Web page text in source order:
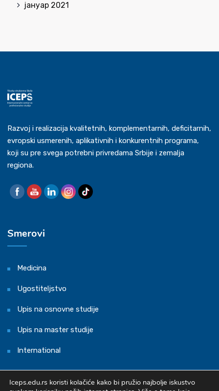
јануар 2021
Razvoj i realizacija kvalitetnih, komplementarnih, deficitarnih,
evropski usmerenih, aplikativnih i konkurentnih programa,
koji su pre svega potrebni privredama Srbije i zemalja
regiona.
Smerovi
Medicina
Ugostiteljstvo
Upis na osnovne studije
Upis na master studije
International
Iceps.edu.rs koristi kolačiće kako bi pružio najbolje iskustvo